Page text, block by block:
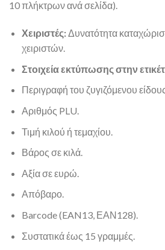
10 πλήκτρων ανά σελίδα).
Χειριστές:Δυνατότητα
χειριστών.
Στοιχεία εκτύπωσης στην
Περιγραφή του ζυγιζόμενου
Αριθμός PLU.
Τιμή κιλού ή τεμαχίου.
Βάρος σε κιλά.
Αξία σε ευρώ.
Απόβαρο.
Barcode (EAN13, ΕΑΝ128).
Συστατικά έως 15 γραμμές.